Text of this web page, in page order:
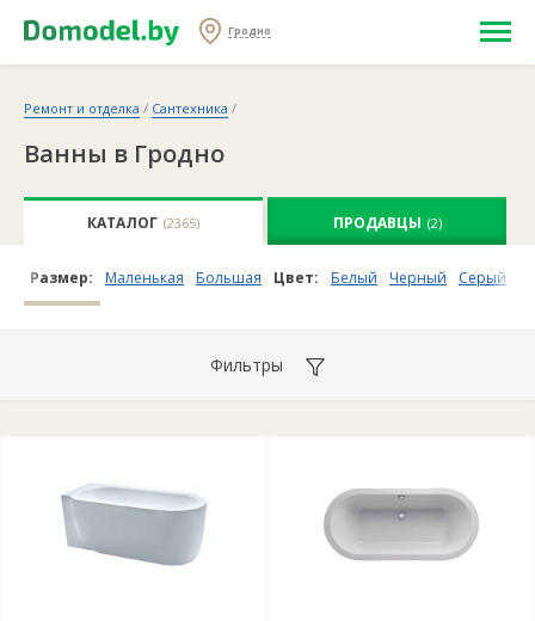
Гродно
Ремонт и отделка / Сантехника /
Ванны в Гродно
КАТАЛОГ (2365) ПРОДАВЦЫ (2)
Размер: Маленькая Большая Цвет: Белый Черный Серый
Фильтры